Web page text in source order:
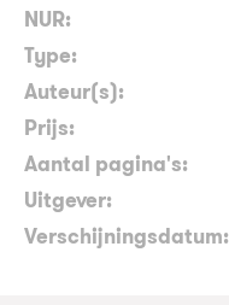
NUR:
Type:
Auteur(s):
Prijs:
Aantal pagina's:
Uitgever:
Verschijningsdatum: